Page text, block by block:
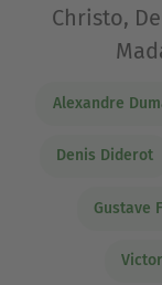
Christo,
Alexandre
Denis Diderot
Gustave